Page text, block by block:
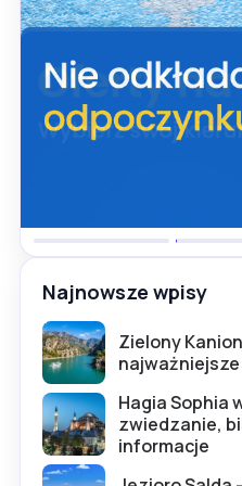
Najnowsze wpisy
Zielony
Hagia Sophia
zwiedzanie,
informacje